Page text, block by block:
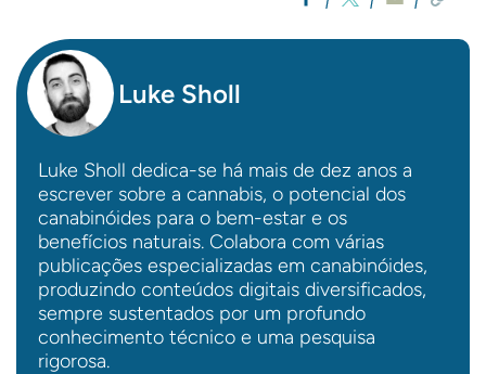
Luke Sholl
Luke Sholl dedica-se há mais de dez anos a
escrever sobre a cannabis, o potencial dos
canabinóides para o bem-estar e os
benefícios naturais. Colabora com várias
publicações especializadas em canabinóides,
produzindo conteúdos digitais diversificados,
sempre sustentados por um profundo
conhecimento técnico e uma pesquisa
rigorosa.